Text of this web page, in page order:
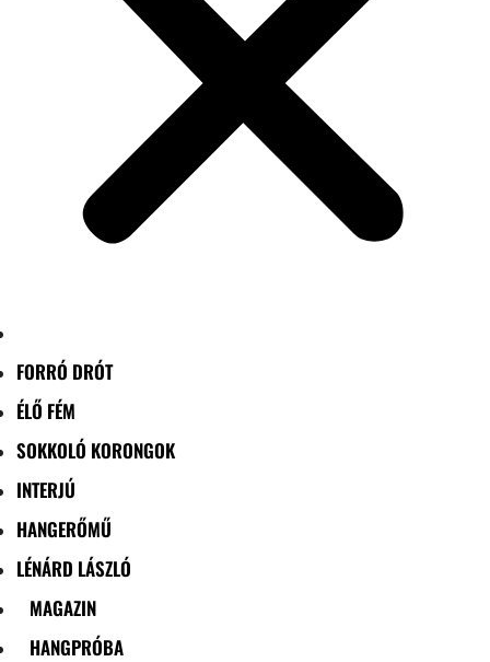
FORRÓ DRÓT
ÉLŐ FÉM
SOKKOLÓ KORONGOK
INTERJÚ
HANGERŐMŰ
LÉNÁRD LÁSZLÓ
MAGAZIN
HANGPRÓBA